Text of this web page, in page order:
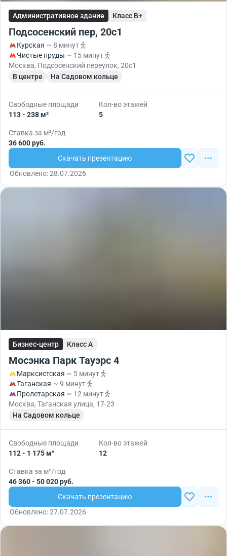
Административное здание Класс B+
Подсосенский пер, 20c1
Курская ~ 8 минут
Чистые пруды ~ 15 минут
Москва, Подсосенский переулок, 20с1
В центре
На Садовом кольце
Свободные площади
113 - 238 м²
Кол-во этажей
5
Ставка за м²/год
36 600 руб.
Скачать презентацию
Обновлено: 28.07.2026
Бизнес-центр Класс A
Мосэнка Парк Тауэрс 4
Марксистская ~ 5 минут
Таганская ~ 9 минут
Пролетарская ~ 12 минут
Москва, Таганская улица, 17-23
На Садовом кольце
Свободные площади
112 - 1 175 м²
Кол-во этажей
12
Ставка за м²/год
46 360 - 50 020 руб.
Скачать презентацию
Обновлено: 27.07.2026